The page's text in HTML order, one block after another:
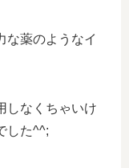
な薬のようなイ
しなくちゃいけ
した^^;